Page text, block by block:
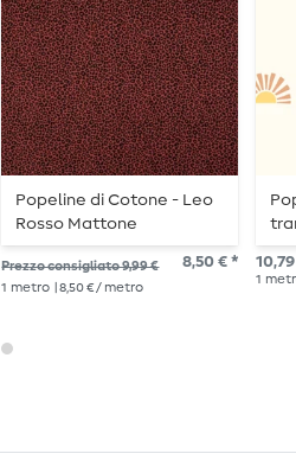
Popeline di Cotone - Leo
Rosso Mattone
Prezzo consigliato 9,99 € 8,50 € *
1 metro | 8,50 € / metro
1